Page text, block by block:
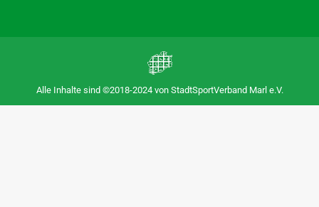
Alle Inhalte sind ©2018-2024 von StadtSportVerband Marl e.V.